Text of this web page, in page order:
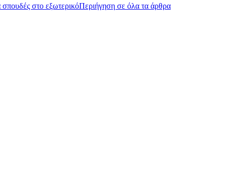
σπουδές στο εξωτερικόΠεριήγηση σε όλα τα άρθρα